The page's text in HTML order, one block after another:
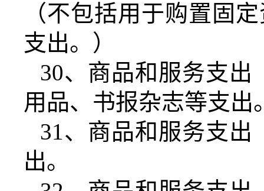
（不包括用于购置固
支出。）
30、商品和服务支出
用品、书报杂志等支出
31、商品和服务支出
出。